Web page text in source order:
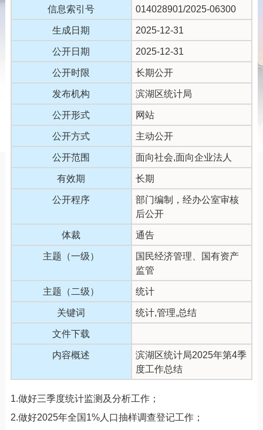
信息索引号 014028901/2025-06300
生成日期 2025-12-31
公开日期 2025-12-31
公开时限 长期公开
发布机构 滨湖区统计局
公开形式 网站
公开方式 主动公开
公开范围 面向社会,面向企业法人
有效期 长期
公开程序
部门编制，经办公室审核
后公开
体裁 通告
主题（一级）
国民经济管理、国有资产
监管
主题（二级） 统计
关键词 统计,管理,总结
文件下载
内容概述
滨湖区统计局2025年第4季
度工作总结
1.做好三季度统计监测及分析工作；
2.做好2025年全国1%人口抽样调查登记工作；